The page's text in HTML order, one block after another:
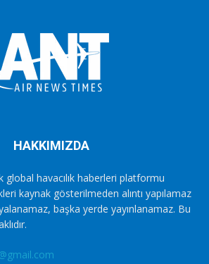
HAKKIMIZDA
havacılık haberleri platformu
kaynak gösterilmeden alıntı yapılamaz
başka yerde yayınlanamaz. Bu